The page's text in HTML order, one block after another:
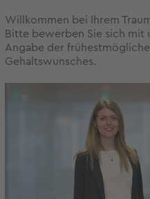
Willkommen bei Ihrem
Bitte bewerben Sie sich mit
Angabe der
Gehaltswunsches.